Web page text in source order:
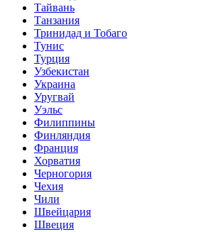
Тайвань
Танзания
Тринидад и Тобаго
Тунис
Турция
Узбекистан
Украина
Уругвай
Уэльс
Филиппины
Финляндия
Франция
Хорватия
Черногория
Чехия
Чили
Швейцария
Швеция